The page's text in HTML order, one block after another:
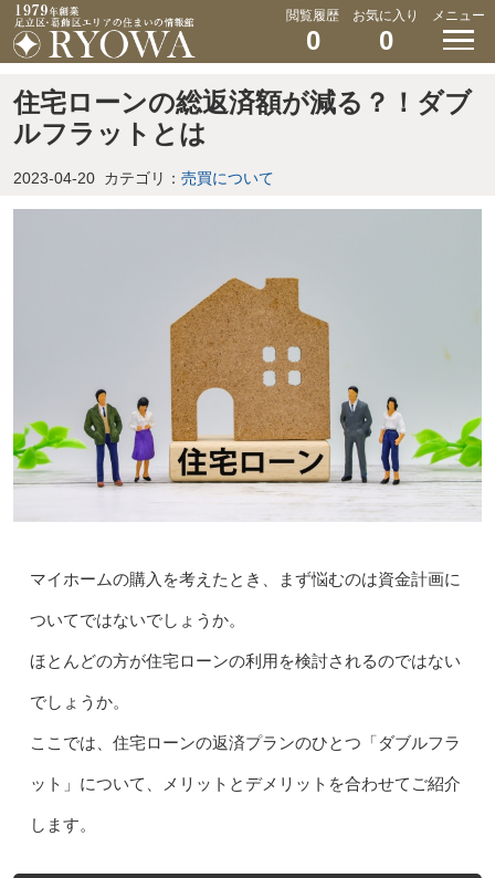
閲覧履歴
0
お気に入り
0
メニュー
住宅ローンの総返済額が減る？！ダブ
ルフラットとは
2023-04-20 カテゴリ： 売買について
マイホームの購入を考えたとき、まず悩むのは資金計画に
ついてではないでしょうか。
ほとんどの方が住宅ローンの利用を検討されるのではない
でしょうか。
ここでは、住宅ローンの返済プランのひとつ「ダブルフラ
ット」について、メリットとデメリットを合わせてご紹介
します。